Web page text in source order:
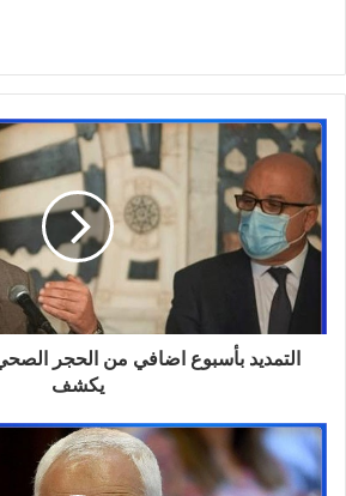
التمديد بأسبوع اضافي من الحجر
يكشف